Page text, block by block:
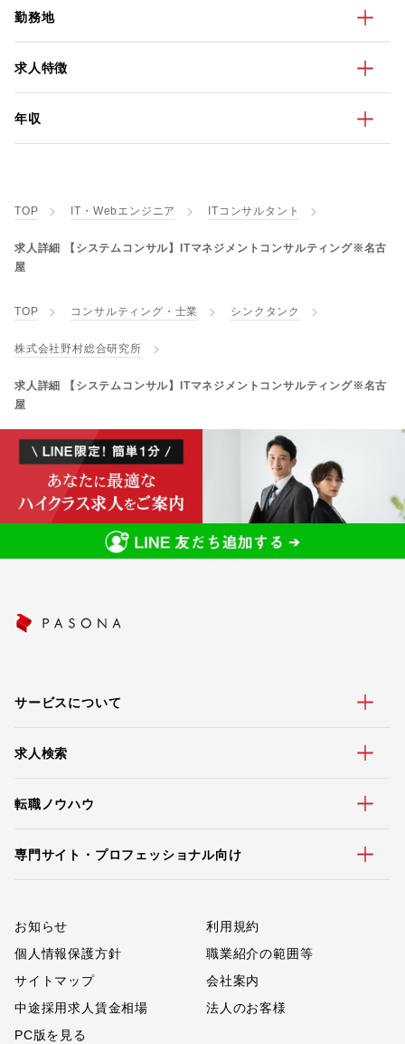
勤務地
求人特徴
年収
TOP IT・Webエンジニア ITコンサルタント
求人詳細 【システムコンサル】ITマネジメントコンサルティング※名古
屋
TOP コンサルティング・士業 シンクタンク
株式会社野村総合研究所
求人詳細 【システムコンサル】ITマネジメントコンサルティング※名古
屋
サービスについて
求人検索
転職ノウハウ
専門サイト・プロフェッショナル向け
お知らせ
利用規約
個人情報保護方針
職業紹介の範囲等
サイトマップ
会社案内
中途採用求人賃金相場
法人のお客様
PC版を見る